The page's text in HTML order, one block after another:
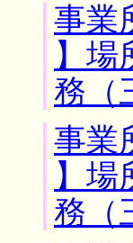
事業
】場
務（
事業
】場
務（